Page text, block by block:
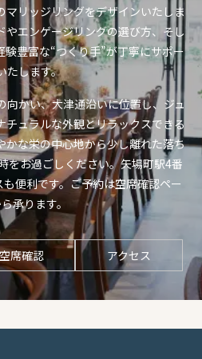
マリッジリングをデザインいたしま
やエンゲージリングの選び方、そし
験豊富な“つくり手”が丁寧にサポー
たします。
向かい、大津通沿いに位置し、ジュ
ュラルな外観とリラックスできる
かな栄の中心地から少し離れた落ち
をお過ごしください。矢場町駅4番
便利です。ご予約は空席確認ペー
承ります。
席確認 アクセス